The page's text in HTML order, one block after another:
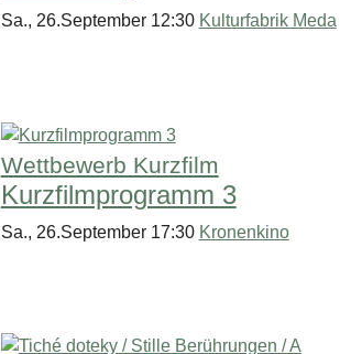
Sa., 26.September 12:30 Kulturfabrik Meda
Wettbewerb Kurzfilm
Kurzfilmprogramm 3
Sa., 26.September 17:30 Kronenkino